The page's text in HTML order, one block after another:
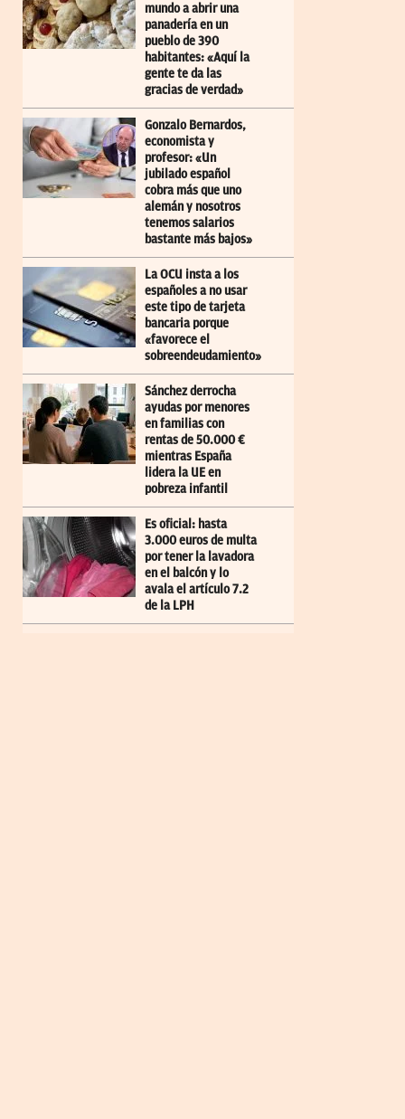
mundo a abrir una
panadería en un
pueblo de 390
habitantes: «Aquí la
gente te da las
gracias de verdad»
Gonzalo Bernardos,
economista y
profesor: «Un
jubilado español
cobra más que uno
alemán y nosotros
tenemos salarios
bastante más bajos»
La OCU insta a los
españoles a no usar
este tipo de tarjeta
bancaria porque
«favorece el
sobreendeudamiento»
Sánchez derrocha
ayudas por menores
en familias con
rentas de 50.000 €
mientras España
lidera la UE en
pobreza infantil
Es oficial: hasta
3.000 euros de multa
por tener la lavadora
en el balcón y lo
avala el artículo 7.2
de la LPH